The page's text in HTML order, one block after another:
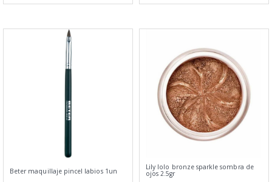
Beter maquillaje pincel labios 1un Lily lolo bronze sparkle sombra de
ojos 2.5gr